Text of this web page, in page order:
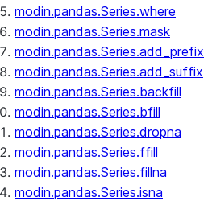
modin.pandas.Series.where
modin.pandas.Series.mask
modin.pandas.Series.add_prefix
modin.pandas.Series.add_suffix
modin.pandas.Series.backfill
modin.pandas.Series.bfill
modin.pandas.Series.dropna
modin.pandas.Series.ffill
modin.pandas.Series.fillna
modin.pandas.Series.isna